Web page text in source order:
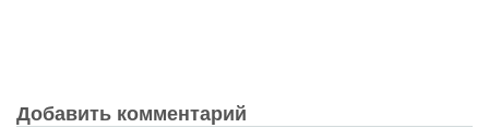
Добавить комментарий